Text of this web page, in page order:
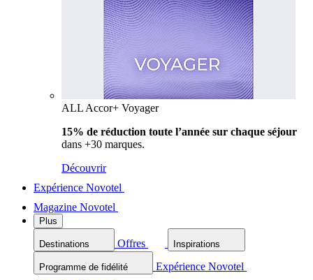
ALL Accor+ Voyager
15% de réduction toute l’année sur chaque séjour
dans +30 marques.
Découvrir
Expérience Novotel
Magazine Novotel
Plus
Destinations Offres Inspirations
Programme de fidélité
Expérience Novotel